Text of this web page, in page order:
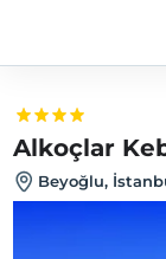
Alkoçlar
Beyoğlu,